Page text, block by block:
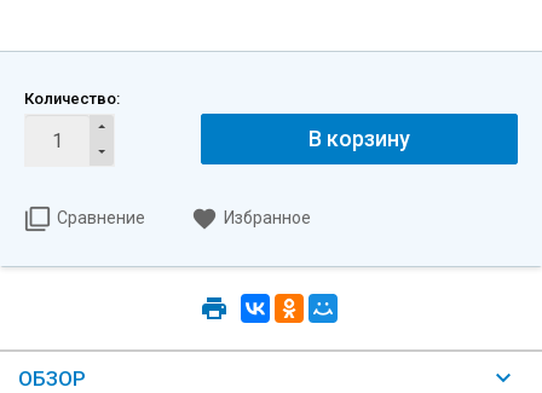
Количество:
В корзину
Сравнение Избранное
ОБЗОР